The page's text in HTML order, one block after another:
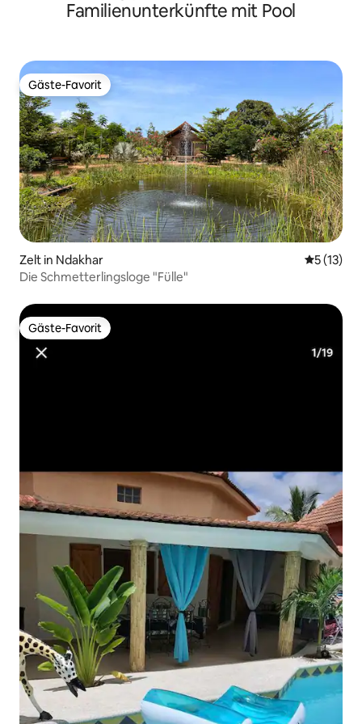
Familienunterkünfte mit Pool
Gäste-Favorit
Gäste-Favorit
Zelt in Ndakhar
5 (13)
Die Schmetterlingsloge "Fülle"
Gäste-Favorit
Gäste-Favorit